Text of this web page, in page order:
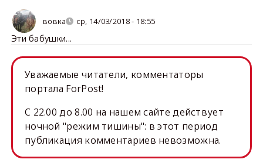
вовка ср, 14/03/2018 - 18:55
Эти бабушки...
Уважаемые читатели, комментаторы
портала ForPost!
C 22.00 до 8.00 на нашем сайте действует
ночной "режим тишины": в этот период
публикация комментариев невозможна.